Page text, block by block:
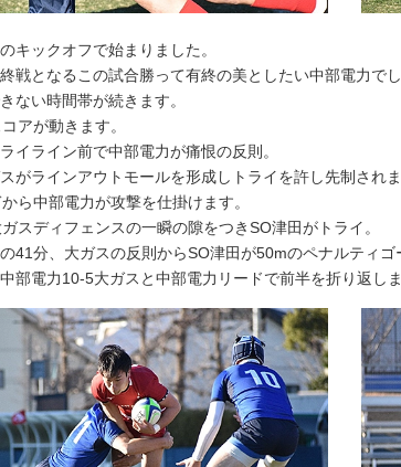
キックオフで始まりました。
戦となるこの試合勝って有終の美としたい中部電力で
ない時間帯が続きます。
アが動きます。
イライン前で中部電力が痛恨の反則。
がラインアウトモールを形成しトライを許し先制されま
ら中部電力が攻撃を仕掛けます。
スディフェンスの一瞬の隙をつきSO津田がトライ。
41分、大ガスの反則からSO津田が50mのペナルティゴ
部電力10-5大ガスと中部電力リードで前半を折り返しま